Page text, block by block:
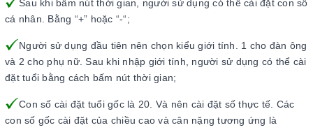
Sau khi bấm nút thời gian, người sử dụng có thể cài đặt con số
cá nhân. Bằng “+” hoặc “-“;
Người sử dụng đầu tiên nên chọn kiểu giới tính. 1 cho đàn ông
và 2 cho phụ nữ. Sau khi nhập giới tính, người sử dụng có thể cài
đặt tuổi bằng cách bấm nút thời gian;
Con số cài đặt tuổi gốc là 20. Và nên cài đặt số thực tế. Các
con số gốc cài đặt của chiều cao và cân nặng tương ứng là